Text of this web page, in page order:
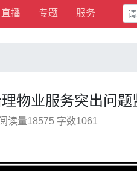
直播 专题 服务
物业服务突出问
读量18575 字数1061